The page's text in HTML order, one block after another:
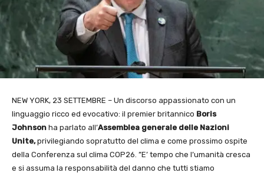
NEW YORK, 23 SETTEMBRE – Un discorso appassionato con un
linguaggio ricco ed evocativo: il premier britannico Boris
Johnson ha parlato all’Assemblea generale delle Nazioni
Unite,privilegiando sopratutto del clima e come prossimo ospite
della Conferenza sul clima COP26. ”E’ tempo che l’umanità cresca
e si assuma la responsabilità del danno che tutti stiamo